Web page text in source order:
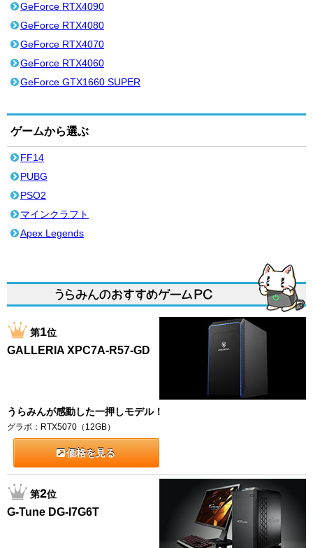
GeForce RTX4090
GeForce RTX4080
GeForce RTX4070
GeForce RTX4060
GeForce GTX1660 SUPER
ゲームから選ぶ
FF14
PUBG
PSO2
マインクラフト
Apex Legends
第1位
GALLERIA XPC7A-R57-GD
うらみんが感動した一押しモデル！
グラボ：RTX5070（12GB）
価格を見る
第2位
G-Tune DG-I7G6T